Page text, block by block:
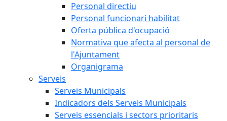
Personal directiu
Personal funcionari habilitat
Oferta pública d'ocupació
Normativa que afecta al personal de
l'Ajuntament
Organigrama
Serveis
Serveis Municipals
Indicadors dels Serveis Municipals
Serveis essencials i sectors prioritaris